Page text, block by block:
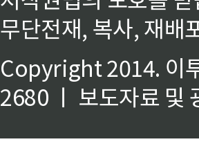
무단전재, 복사, 재배
Copyright 2014. 이
2680 ㅣ 보도자료